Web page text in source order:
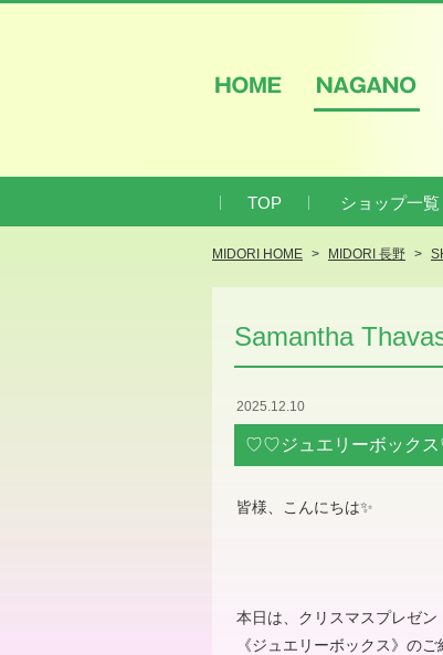
TOP ショップ一覧
MIDORI HOME MIDORI 長野
Samantha
2025.12.10
♡♡ジュエリーボック
皆様、こんにちは✨️
本日は、クリスマスプレゼ
《ジュエリーボックス》のご